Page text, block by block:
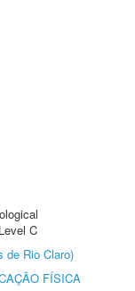
C
de Rio Claro)
FÍSICA